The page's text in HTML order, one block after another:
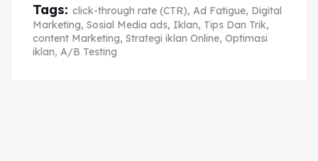
Tags: click-through rate (CTR), Ad Fatigue, Digital
Marketing, Sosial Media ads, Iklan, Tips Dan Trik,
content Marketing, Strategi iklan Online, Optimasi
iklan, A/B Testing